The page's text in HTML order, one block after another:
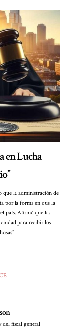
en Lucha
que la administración de
por la forma en que la
país. Afirmó que las
para recibir los
del fiscal general